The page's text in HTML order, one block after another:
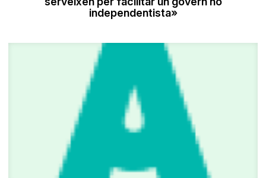
independentista»